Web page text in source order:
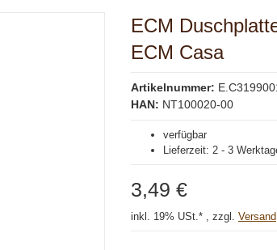
ECM
ECM Casa
Artikelnummer:
HAN: NT100020-00
verfügbar
Lieferzeit: 2 - 3
3,49 €
inkl. 19% USt.* , zzgl. Versand